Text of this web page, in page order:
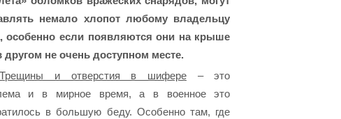
немало хлопот любому владельцу
особенно если появляются они на крыше
другом не очень доступном месте.
Трещины и отверстия в шифере– это
и в мирное время, а в военное это
в большую беду. Особенно там, где